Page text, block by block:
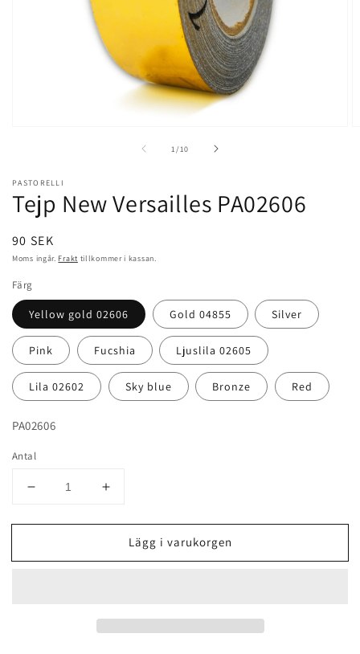
modalfönster
1/
av10
PASTORELLI
Tejp New Versailles PA02606
Ordinarie
pris
90 SEK
Moms ingår. Frakt tillkommer i kassan.
Färg
Yellow gold 02606 Gold 04855 Silver
Pink Fucshia Ljuslila 02605
Lila 02602 Sky blue Bronze Red
PA02606
Antal
Minska
för
New
Öka
för
Tejp
New
Lägg i varukorgen